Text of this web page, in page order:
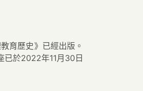
育歷史》已經出版。
已於2022年11月30日